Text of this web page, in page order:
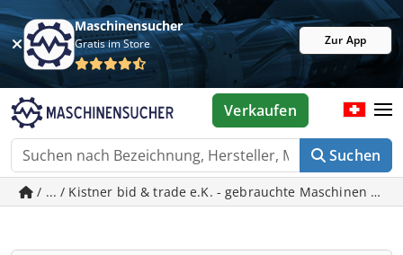
Maschinensucher
Gratis im Store Zur App
Suchen
Verkaufen
/ ... / Kistner bid & trade e.K. - gebrauchte Maschinen in